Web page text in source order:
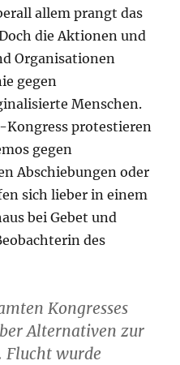
allem prangt das
die Aktionen und
Organisationen
gegen
Menschen.
Kongress protestieren
gegen
Abschiebungen oder
sich lieber in einem
bei Gebet und
des
Kongresses
Alternativen zur
Flucht wurde